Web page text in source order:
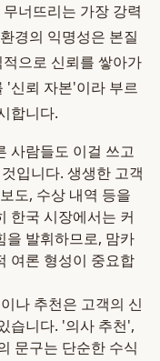
너뜨리는 가장 강력
경의 익명성은 본질
으로 신뢰를 쌓아가
'신뢰 자본'이라 부르
합니다.
사람들도 이걸 쓰고
입니다. 생생한 고객
도, 수상 내역 등을
한국 시장에서는 커
을 발휘하므로, 맘카
여론 형성이 중요합
나 추천은 고객의 신
습니다. '의사 추천',
문구는 단순한 수식